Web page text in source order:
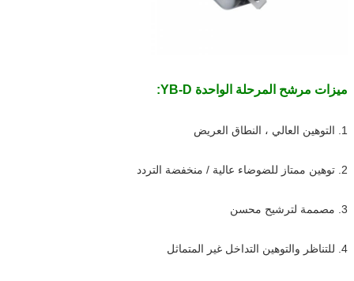
ميزات مرشح المرحلة الواحدة YB-D:
1. التوهين العالي ، النطاق العريض
2. توهين ممتاز للضوضاء عالية / منخفضة التردد
3. مصممة لترشيح محسن
4. للتناظر والتوهين التداخل غير المتماثل